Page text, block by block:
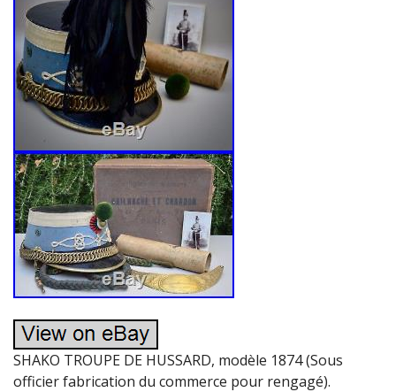
SHAKO TROUPE DE HUSSARD, modèle 1874 (Sous
officier fabrication du commerce pour rengagé).